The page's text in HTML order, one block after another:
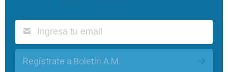
Regístrate a Boletín A.M.